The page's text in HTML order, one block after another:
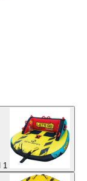
Spinera Let's Go 4 Personen Fun-Tube Thumbnail 1